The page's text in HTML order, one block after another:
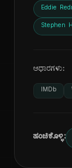
Eddie
Stephen
ಆಧಾರಗಳು:
IMDb
ಹಂಚಿಕೊಳ್ಳಿ: